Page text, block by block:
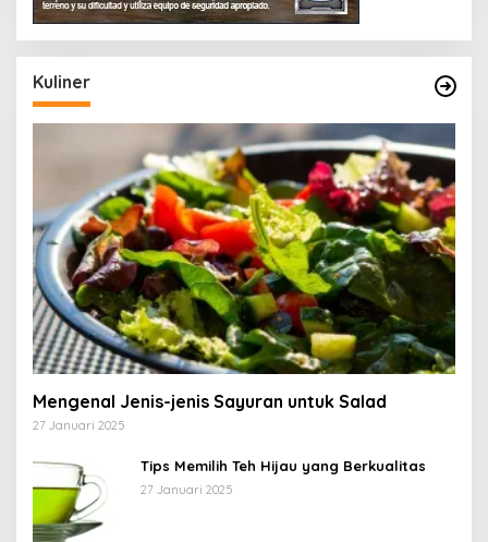
Kuliner
Mengenal Jenis-jenis Sayuran untuk Salad
27 Januari 2025
Tips Memilih Teh Hijau yang Berkualitas
27 Januari 2025